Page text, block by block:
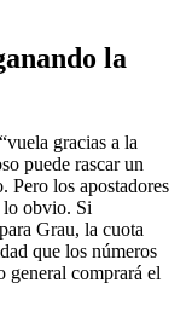
la
gracias a la
puede rascar un
Pero los apostadores
lo obvio. Si
Grau, la cuota
que los números
general comprará el